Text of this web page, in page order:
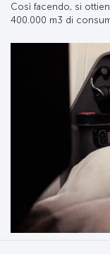
Così facendo, si
400.000 m3 di